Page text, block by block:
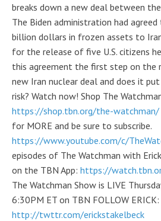
breaks down a new deal between
The Biden administration had
billion dollars in frozen assets to
for the release of five U.S. citizens
this agreement the first step on the
new Iran nuclear deal and does it
risk? Watch now! Shop The
https://shop.tbn.org/the-watchman/
for MORE and be sure to subscribe.
https://www.youtube.com/c/
episodes of The Watchman with
on the TBN App: https://
The Watchman Show is LIVE
6:30PM ET on TBN FOLLOW ERICK:
http://twttr.com/erickstakelbeck